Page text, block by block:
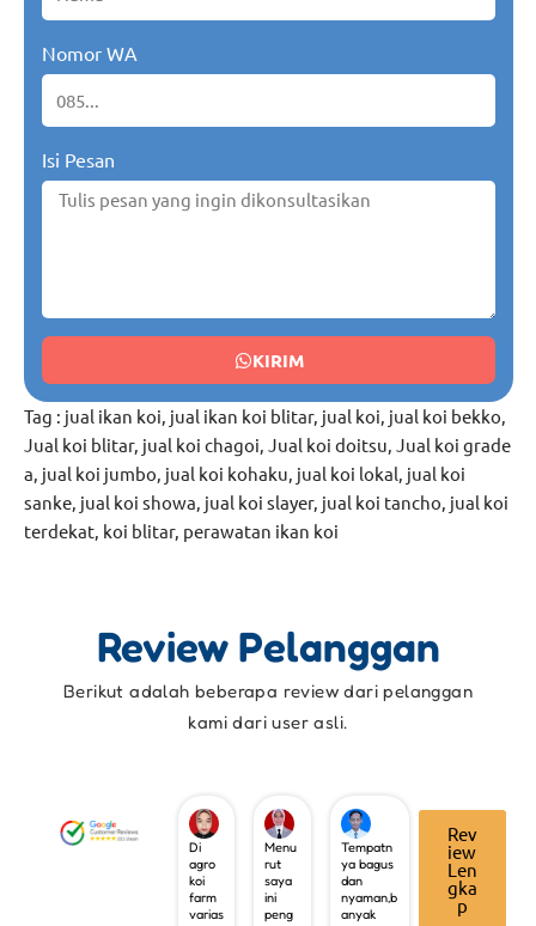
Nomor WA
Isi Pesan
KIRIM
Tag : jual ikan koi, jual ikan koi blitar, jual koi, jual koi bekko,
Jual koi blitar, jual koi chagoi, Jual koi doitsu, Jual koi grade
a, jual koi jumbo, jual koi kohaku, jual koi lokal, jual koi
sanke, jual koi showa, jual koi slayer, jual koi tancho, jual koi
terdekat, koi blitar, perawatan ikan koi
Review Pelanggan
Berikut adalah beberapa review dari pelanggan
kami dari user asli.
Di
agro
koi
farm
varias
Menu
rut
saya
ini
peng
Tempatn
ya bagus
dan
nyaman,b
anyak
Rev
iew
Len
gka
p